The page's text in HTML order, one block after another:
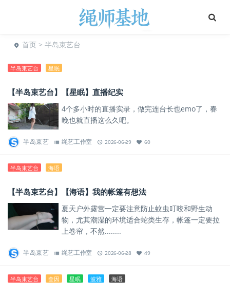
首页 > 半岛束艺台
半岛束艺台 星眠
【半岛束艺台】【星眠】直播纪实
4个多小时的直播实录，做完连台长也emo了，春
晚也就直播这么久吧。
半岛束艺 绳艺工作室 2026-06-29 60
半岛束艺台 海语
【半岛束艺台】【海语】我的帐篷有想法
夏天户外露营一定要注意防止蚊虫叮咬和野生动
物，尤其潮湿的环境适合蛇类生存，帐篷一定要拉
上卷帘，不然........
半岛束艺 绳艺工作室 2026-06-28 49
半岛束艺台 奎因 星眠 波雅 海语